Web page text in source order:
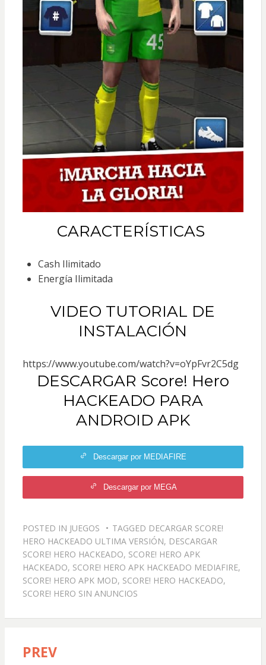
CARACTERÍSTICAS
Cash Ilimitado
Energía Ilimitada
VIDEO TUTORIAL DE
INSTALACIÓN
https://www.youtube.com/watch?v=oYpFvr2C5dg
DESCARGAR Score! Hero
HACKEADO PARA
ANDROID APK
Descargar por MEDIAFIRE
Descargar por MEGA
POSTED IN JUEGOS TAGGED DECARGAR SCORE!
HERO HACKEADO ULTIMA VERSIÓN, DESCARGAR
SCORE! HERO HACKEADO, SCORE! HERO APK
HACKEADO, SCORE! HERO APK HACKEADO MEDIAFIRE,
SCORE! HERO APK MOD, SCORE! HERO HACKEADO,
SCORE! HERO SIN ANUNCIOS
Navegación
PREV